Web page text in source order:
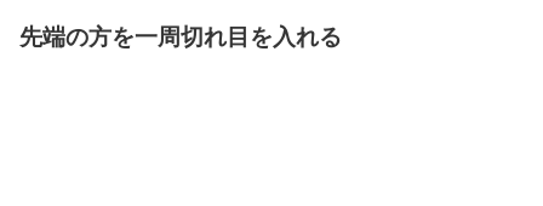
先端の方を一周切れ目を入れる